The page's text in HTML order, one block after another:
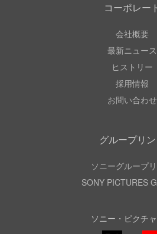
コーポレー
会社概要
最新ニュース
ヒストリー
採用情報
お問い合わせ
グループリン
ソニーグループ
SONY PICTURES
ソニー・ピクチ